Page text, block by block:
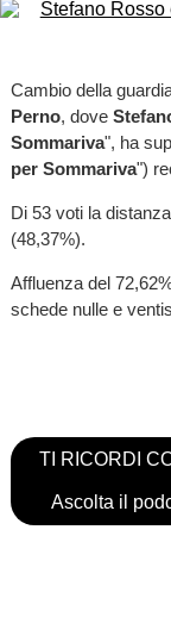
Cambio della
Perno, dove
Sommariva", ha
per Sommariva")
Di 53 voti la
(48,37%).
Affluenza del
schede nulle e
TI RICORDI
Ascolta il